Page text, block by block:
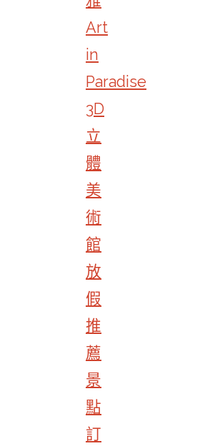
Art
in
Paradise
3D
立
體
美
術
館
放
假
推
薦
景
點
訂